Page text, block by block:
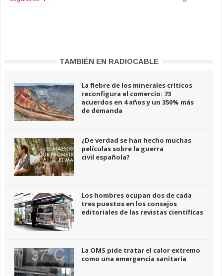
TAMBIÉN EN RADIOCABLE
La fiebre de los minerales críticos
reconfigura el comercio: 73
acuerdos en 4 años y un 350% más
de demanda
¿De verdad se han hecho muchas
películas sobre la guerra
civil española?
Los hombres ocupan dos de cada
tres puestos en los consejos
editoriales de las revistas científicas
La OMS pide tratar el calor extremo
como una emergencia sanitaria